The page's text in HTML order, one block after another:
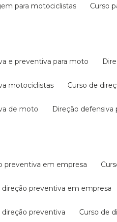
para motociclistas curso
e preventiva para moto
motociclistas curso de
de moto direção
preventiva em empresa
direção preventiva em empresa
preventiva curso de